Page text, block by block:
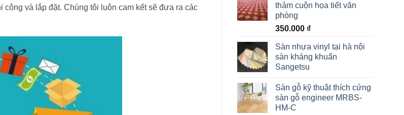
và lắp đặt. Chúng tôi luôn cam kết sẽ đưa ra các
thảm cuộn họa tiết văn
phòng
350.000 ₫
Sàn nhựa vinyl tại hà nội
sàn kháng khuẩn
Sangetsu
Sàn gỗ kỹ thuật thích cứng
sàn gỗ engineer MRBS-
HM-C